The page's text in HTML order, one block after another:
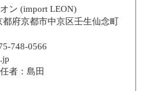
ン (import LEON)
府京都市中京区壬生仙念町
748-0566
者：島田